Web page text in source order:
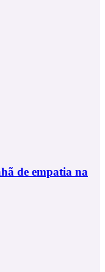
de empatia na